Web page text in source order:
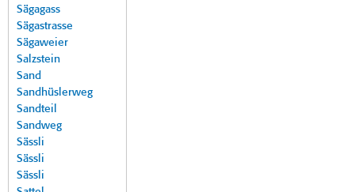
Sägagass
Sägastrasse
Sägaweier
Salzstein
Sand
Sandhüslerweg
Sandteil
Sandweg
Sässli
Sässli
Sässli